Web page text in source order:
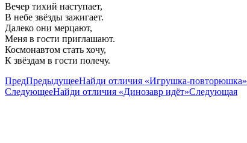
Вечер тихий наступает,
В небе звёзды зажигает.
Далеко они мерцают,
Меня в гости приглашают.
Космонавтом стать хочу,
К звёздам в гости полечу.
ПредПредыдущееНайди отличия «Игрушка-повторюшка»
СледующееНайди отличия «Динозавр идёт»Следующая